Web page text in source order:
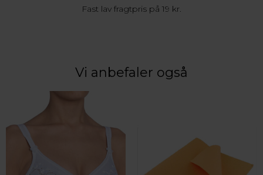
Fast lav fragtpris på 19 kr.
Vi anbefaler også